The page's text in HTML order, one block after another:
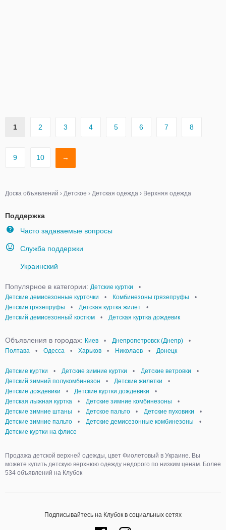
1 2 3 4 5 6 7 8
9 10 →
Доска объявлений › Детское › Детская одежда › Верхняя одежда
Поддержка
Часто задаваемые вопросы
Служба поддержки
Украинский
Популярное в категории: Детские куртки
•
Детские демисезонные курточки
• Комбинезоны грязепруфы
•
Детские грязепруфы
• Детская куртка жилет
•
Детский демисезонный костюм
• Детская куртка дождевик
Объявления в городах: Киев • Днепропетровск (Днепр)
•
Полтава
• Одесса • Харьков • Николаев • Донецк
Детские куртки • Детские зимние куртки • Детские ветровки
•
Детский зимний полукомбинезон
• Детские жилетки
•
Детские дождевики
• Детские куртки дождевики
•
Детская лыжная куртка
• Детские зимние комбинезоны
•
Детские зимние штаны
• Детское пальто • Детские пуховики
•
Детские зимние пальто
• Детские демисезонные комбинезоны
•
Детские куртки на флисе
Продажа детской верхней одежды, цвет Фиолетовый в Украине. Вы
можете купить детскую верхнюю одежду недорого по низким ценам. Более
534 объявлений на Клубок
Подписывайтесь на Клубок в социальных сетях